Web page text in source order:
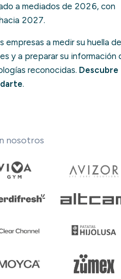
a mediados de 2026, con
2027.
empresas a medir su huella de
y a preparar su información
reconocidas. Descubre
.
nosotros